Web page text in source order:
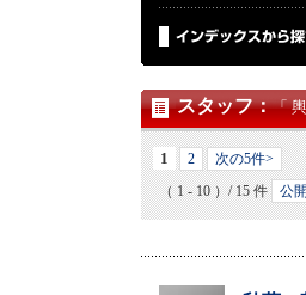
スタッフ：「
1 2
次の5件>
（ 1 - 10 ）/ 15 件
公